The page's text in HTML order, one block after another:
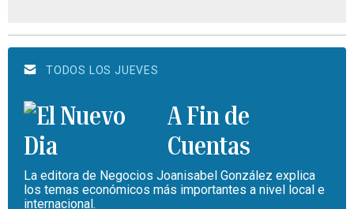
TODOS LOS JUEVES
A Fin de
Cuentas
La editora de Negocios Joanisabel González explica
los temas económicos más importantes a nivel local e
internacional.